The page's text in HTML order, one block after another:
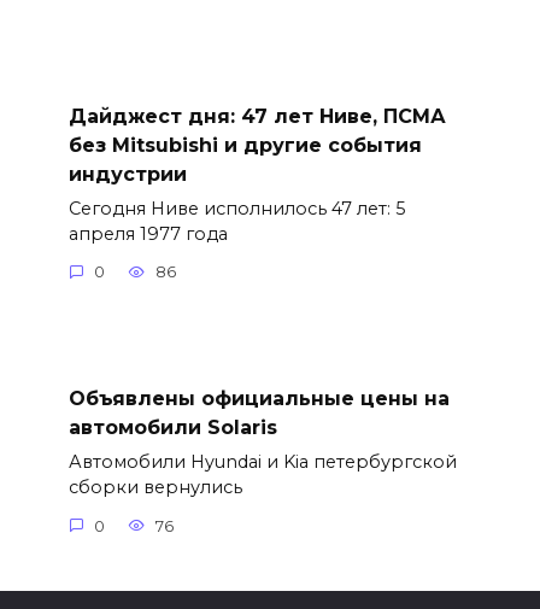
Дайджест дня: 47 лет Ниве, ПСМА
без Mitsubishi и другие события
индустрии
Сегодня Ниве исполнилось 47 лет: 5
апреля 1977 года
0 86
Объявлены официальные цены на
автомобили Solaris
Автомобили Hyundai и Kia петербургской
сборки вернулись
0 76